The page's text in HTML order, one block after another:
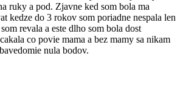
ruky a pod. Zjavne ked som bola ma
kedze do 3 rokov som poriadne nespala len
revala a este dlho som bola dost
co povie mama a bez mamy sa nikam
nula bodov.